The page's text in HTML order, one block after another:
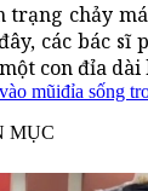
trạng chảy
các bác sĩ
con đỉa
mũiđỉa sống
MỤC